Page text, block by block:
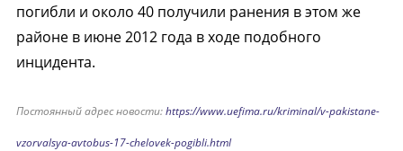
погибли и около 40 получили ранения в этом же
районе в июне 2012 года в ходе подобного
инцидента.
Постоянный адрес новости:https://www.uefima.ru/kriminal/v-pakistane-
vzorvalsya-avtobus-17-chelovek-pogibli.html